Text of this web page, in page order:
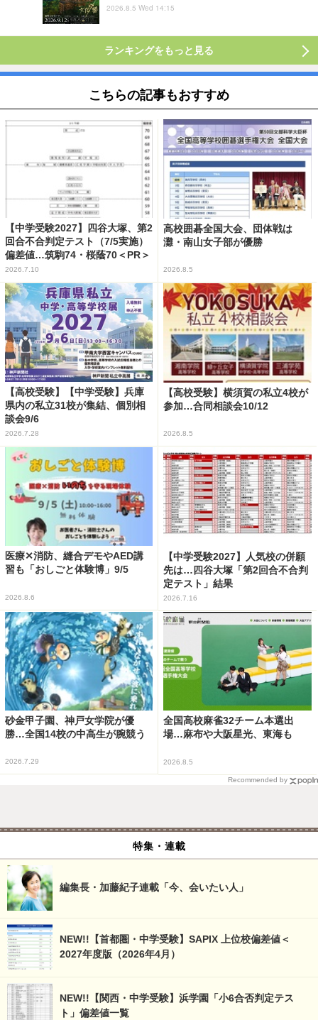
2026.8.5 Wed 14:15
ランキングをもっと見る
こちらの記事もおすすめ
【中学受験2027】四谷大塚、第2
回合不合判定テスト（7/5実施）
偏差値…筑駒74・桜蔭70＜PR＞
2026.7.10
高校囲碁全国大会、団体戦は
灘・南山女子部が優勝
2026.8.5
【高校受験】【中学受験】兵庫
県内の私立31校が集結、個別相
談会9/6
2026.7.28
【高校受験】横須賀の私立4校が
参加…合同相談会10/12
2026.8.5
医療✕消防、縫合デモやAED講
習も「おしごと体験博」9/5
2026.8.6
【中学受験2027】人気校の併願
先は…四谷大塚「第2回合不合判
定テスト」結果
2026.7.16
砂金甲子園、神戸女学院が優
勝…全国14校の中高生が腕競う
2026.7.29
全国高校麻雀32チーム本選出
場…麻布や大阪星光、東海も
2026.8.5
Recommended by
特集・連載
編集長・加藤紀子連載「今、会いたい人」
NEW!!【首都圏・中学受験】SAPIX 上位校偏差値＜
2027年度版（2026年4月）
NEW!!【関西・中学受験】浜学園「小6合否判定テス
ト」偏差値一覧